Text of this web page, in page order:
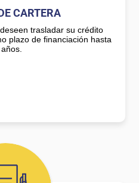
CARTERA
trasladar su crédito
plazo de financiación hasta